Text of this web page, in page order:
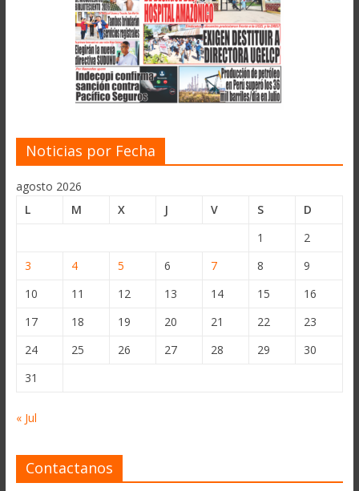
Noticias por Fecha
agosto 2026
L
M X J V S
D
1
2
3
4 5 6 7 8
9
10
11 12 13 14 15
16
17
18 19 20 21 22
23
24
25 26 27 28 29
30
31
« Jul
Contactanos